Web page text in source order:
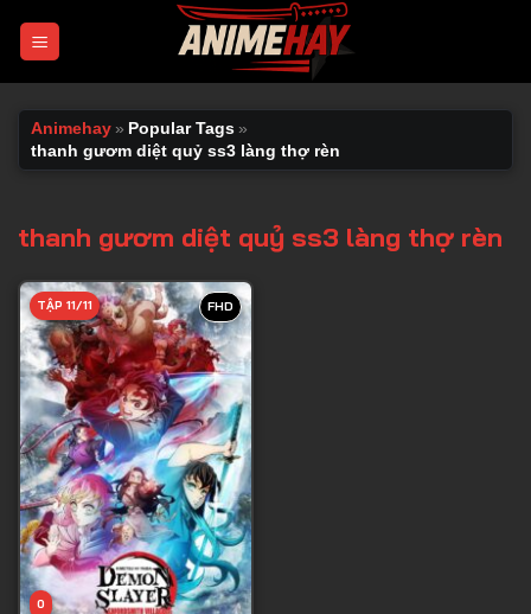
Animehay » Popular Tags »
thanh gươm diệt quỷ ss3 làng thợ rèn
thanh gươm diệt quỷ ss3 làng thợ rèn
FHD
0
TẬP 11/11